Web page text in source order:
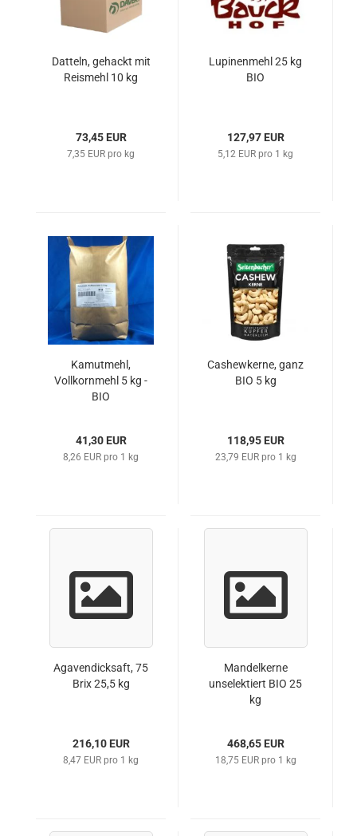
Datteln, gehackt mit
Reismehl 10 kg
73,45 EUR
7,35 EUR pro kg
Lupinenmehl 25 kg
BIO
127,97 EUR
5,12 EUR pro 1 kg
Kamutmehl,
Vollkornmehl 5 kg -
BIO
41,30 EUR
8,26 EUR pro 1 kg
Cashewkerne, ganz
BIO 5 kg
118,95 EUR
23,79 EUR pro 1 kg
Agavendicksaft, 75
Brix 25,5 kg
216,10 EUR
8,47 EUR pro 1 kg
Mandelkerne
unselektiert BIO 25
kg
468,65 EUR
18,75 EUR pro 1 kg